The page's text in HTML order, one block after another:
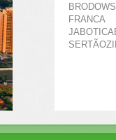
FRANCA